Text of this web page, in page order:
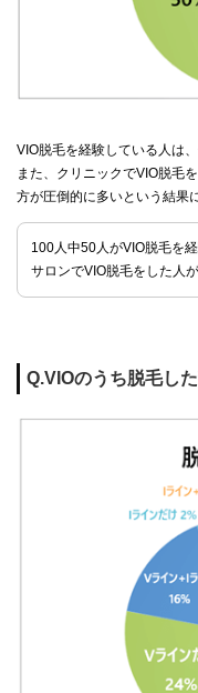
VIO脱毛を経験している人は
また、クリニックでVIO脱毛
方が圧倒的に多いという結果
100人中50人がVIO脱毛を経
サロンでVIO脱毛をした人が
Q.VIOのうち脱毛し